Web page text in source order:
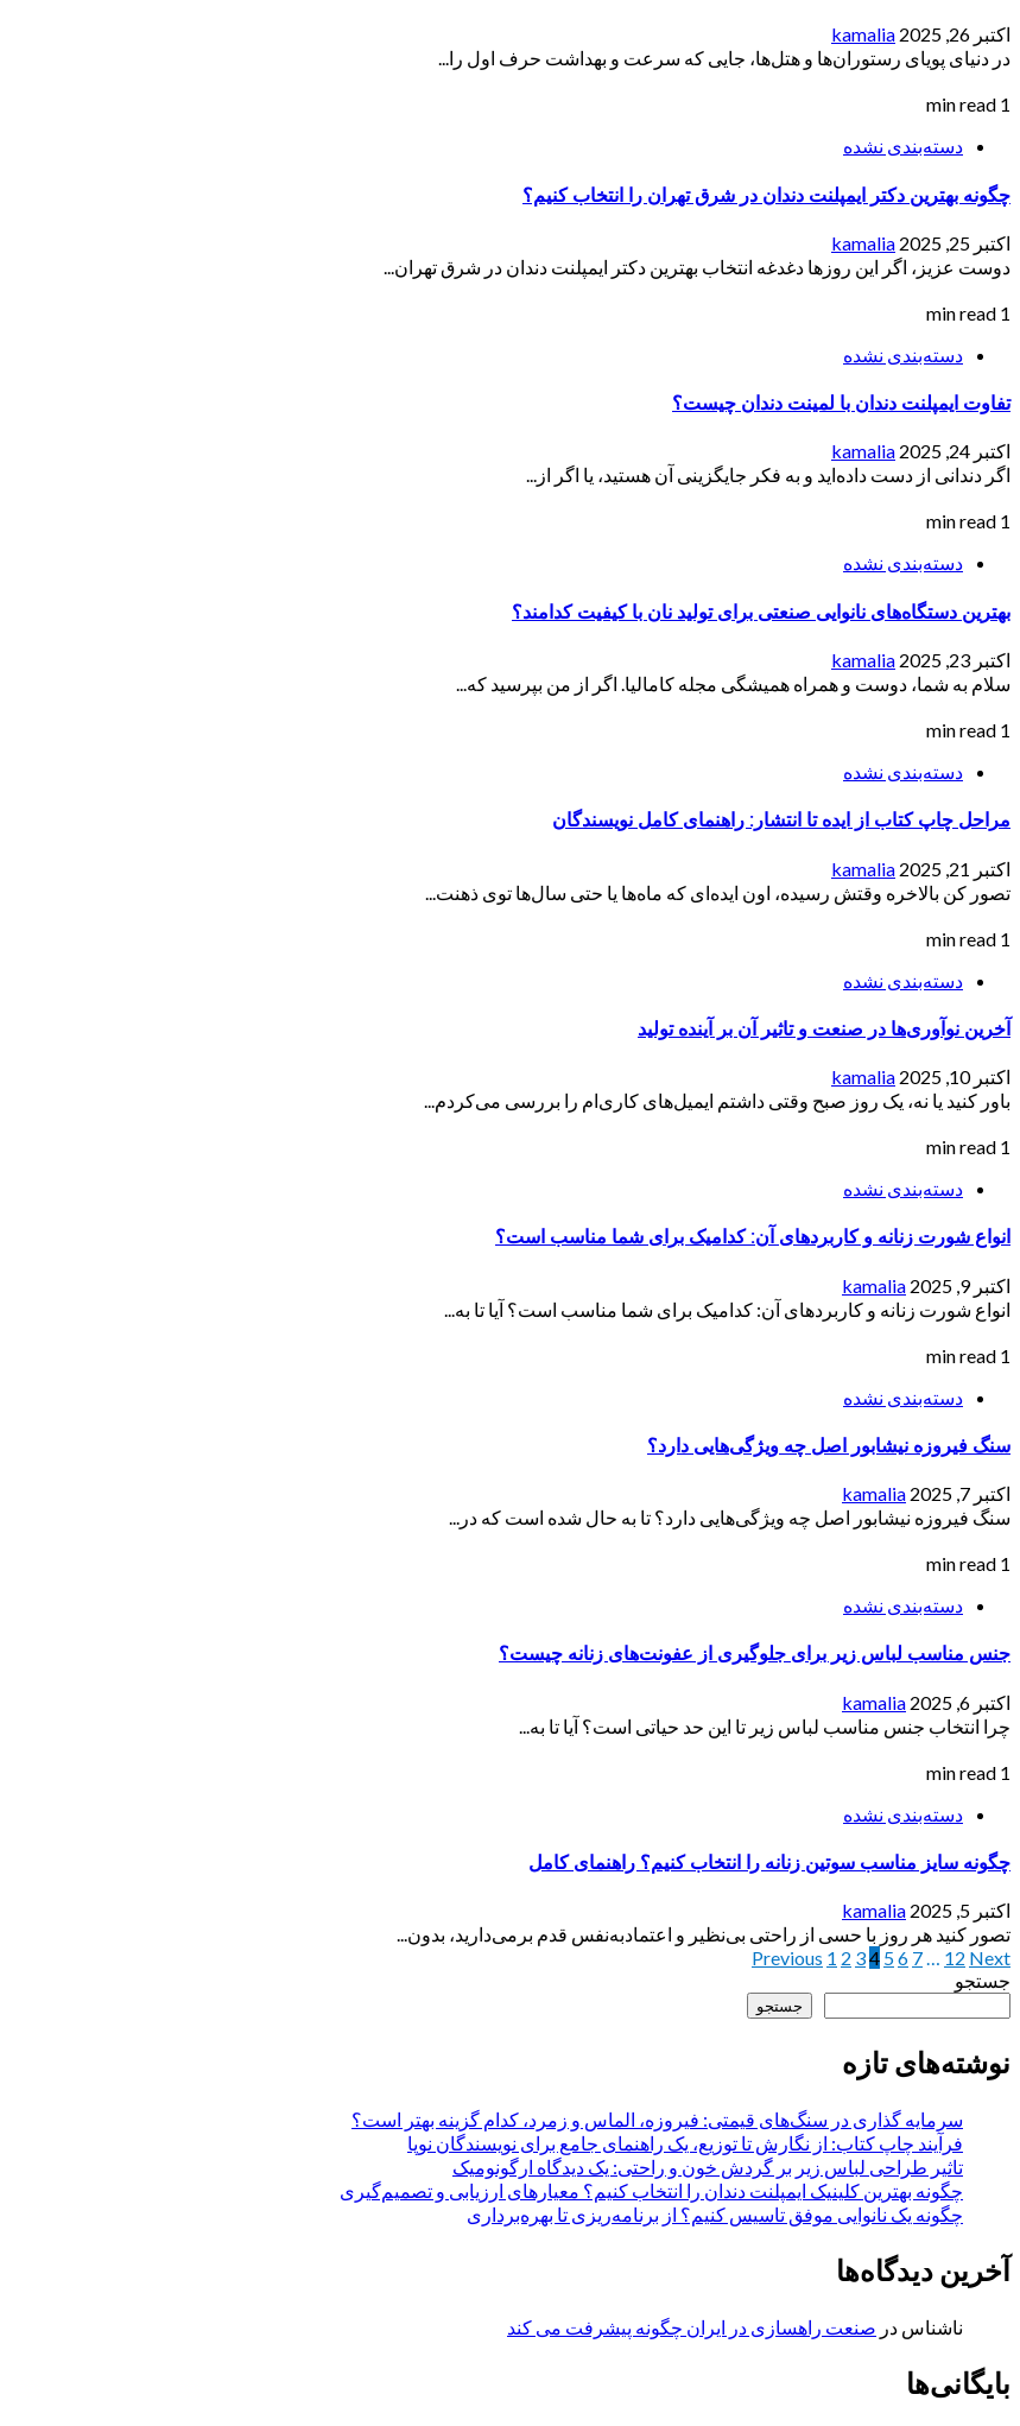
اکتبر 26, 2025
kamalia
در دنیای پویای رستوران‌ها و هتل‌ها، جایی که سرعت و بهداشت حرف اول را...
1 min read
دسته‌بندی نشده
چگونه بهترین دکتر ایمپلنت دندان در شرق تهران را انتخاب کنیم؟
اکتبر 25, 2025
kamalia
دوست عزیز، اگر این روزها دغدغه انتخاب بهترین دکتر ایمپلنت دندان در شرق تهران...
1 min read
دسته‌بندی نشده
تفاوت ایمپلنت دندان با لمینت دندان چیست؟
اکتبر 24, 2025
kamalia
اگر دندانی از دست داده‌اید و به فکر جایگزینی آن هستید، یا اگر از...
1 min read
دسته‌بندی نشده
بهترین دستگاه‌های نانوایی صنعتی برای تولید نان با کیفیت کدامند؟
اکتبر 23, 2025
kamalia
سلام به شما، دوست و همراه همیشگی مجله کامالیا. اگر از من بپرسید که...
1 min read
دسته‌بندی نشده
مراحل چاپ کتاب از ایده تا انتشار: راهنمای کامل نویسندگان
اکتبر 21, 2025
kamalia
تصور کن بالاخره وقتش رسیده، اون ایده‌ای که ماه‌ها یا حتی سال‌ها توی ذهنت...
1 min read
دسته‌بندی نشده
آخرین نوآوری‌ها در صنعت و تاثیر آن بر آینده تولید
اکتبر 10, 2025
kamalia
باور کنید یا نه، یک روز صبح وقتی داشتم ایمیل‌های کاری‌ام را بررسی می‌کردم...
1 min read
دسته‌بندی نشده
انواع شورت زنانه و کاربردهای آن: کدامیک برای شما مناسب است؟
اکتبر 9, 2025
kamalia
انواع شورت زنانه و کاربردهای آن: کدامیک برای شما مناسب است؟ آیا تا به...
1 min read
دسته‌بندی نشده
سنگ فیروزه نیشابور اصل چه ویژگی‌هایی دارد؟
اکتبر 7, 2025
kamalia
سنگ فیروزه نیشابور اصل چه ویژگی‌هایی دارد؟ تا به حال شده است که در...
1 min read
دسته‌بندی نشده
جنس مناسب لباس زیر برای جلوگیری از عفونت‌های زنانه چیست؟
اکتبر 6, 2025
kamalia
چرا انتخاب جنس مناسب لباس زیر تا این حد حیاتی است؟ آیا تا به...
1 min read
دسته‌بندی نشده
چگونه سایز مناسب سوتین زنانه را انتخاب کنیم؟ راهنمای کامل
اکتبر 5, 2025
kamalia
تصور کنید هر روز با حسی از راحتی بی‌نظیر و اعتمادبه‌نفس قدم برمی‌دارید، بدون...
صفحه‌بندی
نوشته‌ها
Previous 1 2 34 56 7… 12 Next
جستجو
جستجو
نوشته‌های تازه
سرمایه گذاری در سنگ‌های قیمتی: فیروزه، الماس و زمرد، کدام گزینه بهتر است؟
فرآیند چاپ کتاب: از نگارش تا توزیع، یک راهنمای جامع برای نویسندگان نوپا
تاثیر طراحی لباس زیر بر گردش خون و راحتی: یک دیدگاه ارگونومیک
چگونه بهترین کلینیک ایمپلنت دندان را انتخاب کنیم؟ معیارهای ارزیابی و تصمیم‌گیری
چگونه یک نانوایی موفق تاسیس کنیم؟ از برنامه‌ریزی تا بهره‌برداری
آخرین دیدگاه‌ها
ناشناس در صنعت راهسازی در ایران چگونه پیشرفت می کند
بایگانی‌ها